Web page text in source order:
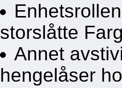
storslåtte
Annet
hengelåser